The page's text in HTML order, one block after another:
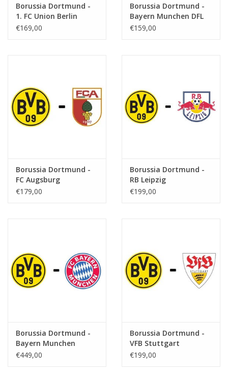
Borussia Dortmund -
1. FC Union Berlin
€169,00
Borussia Dortmund -
Bayern Munchen DFL
Supercup
€159,00
Borussia Dortmund -
FC Augsburg
€179,00
Borussia Dortmund -
RB Leipzig
€199,00
Borussia Dortmund -
Bayern Munchen
€449,00
Borussia Dortmund -
VFB Stuttgart
€199,00